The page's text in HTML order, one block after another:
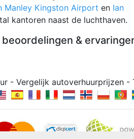
Manley Kingston Airport en Ian
kantoren naast de luchthaven.
&
- Vergelijk autoverhuurprijzen -